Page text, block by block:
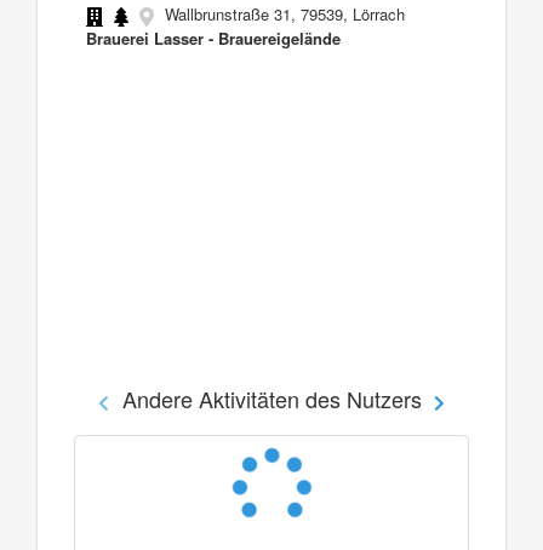
Wallbrunstraße 31, 79539, Lörrach
Brauerei Lasser - Brauereigelände
Andere Aktivitäten des Nutzers